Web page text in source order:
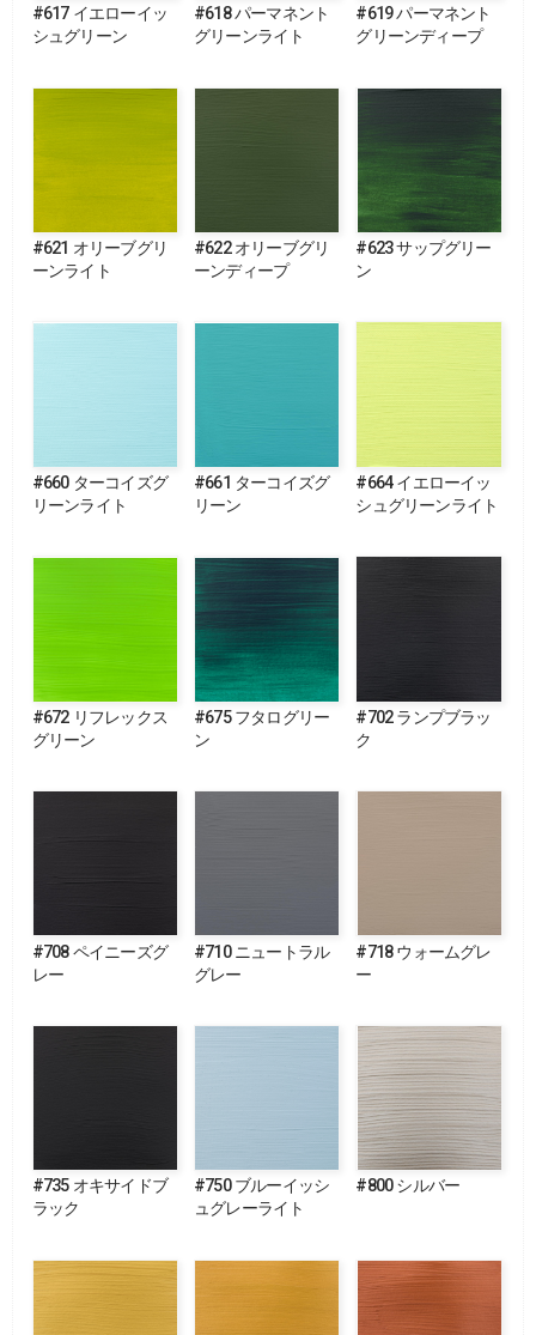
#617 イエローイッ
シュグリーン
#618 パーマネント
グリーンライト
#619 パーマネント
グリーンディープ
#621 オリーブグリ
ーンライト
#622 オリーブグリ
ーンディープ
#623 サップグリー
ン
#660 ターコイズグ
リーンライト
#661 ターコイズグ
リーン
#664 イエローイッ
シュグリーンライト
#672 リフレックス
グリーン
#675 フタログリー
ン
#702 ランプブラッ
ク
#708 ペイニーズグ
レー
#710 ニュートラル
グレー
#718 ウォームグレ
ー
#735 オキサイドブ
ラック
#750 ブルーイッシ
ュグレーライト
#800 シルバー